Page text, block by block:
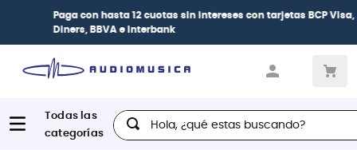
Paga conhasta 12 cuotas sin interesescon tarjetas BCP Visa,
Diners, BBVA e Interbank
Hola, ¿qué estas buscando?